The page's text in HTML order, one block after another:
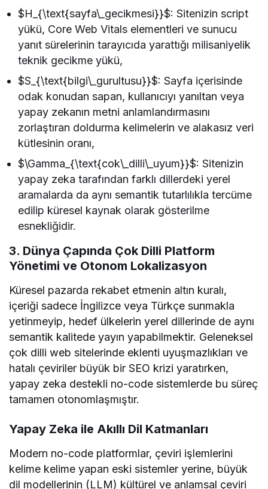
$H_{\text{sayfa\_gecikmesi}}$: Sitenizin script
yükü, Core Web Vitals elementleri ve sunucu
yanıt sürelerinin tarayıcıda yarattığı milisaniyelik
teknik gecikme yükü,
$S_{\text{bilgi\_gurultusu}}$: Sayfa içerisinde
odak konudan sapan, kullanıcıyı yanıltan veya
yapay zekanın metni anlamlandırmasını
zorlaştıran doldurma kelimelerin ve alakasız veri
kütlesinin oranı,
$\Gamma_{\text{cok\_dilli\_uyum}}$: Sitenizin
yapay zeka tarafından farklı dillerdeki yerel
aramalarda da aynı semantik tutarlılıkla tercüme
edilip küresel kaynak olarak gösterilme
esnekliğidir.
3. Dünya Çapında Çok Dilli Platform
Yönetimi ve Otonom Lokalizasyon
Küresel pazarda rekabet etmenin altın kuralı,
içeriği sadece İngilizce veya Türkçe sunmakla
yetinmeyip, hedef ülkelerin yerel dillerinde de aynı
semantik kalitede yayın yapabilmektir. Geleneksel
çok dilli web sitelerinde eklenti uyuşmazlıkları ve
hatalı çeviriler büyük bir SEO krizi yaratırken,
yapay zeka destekli no-code sistemlerde bu süreç
tamamen otonomlaşmıştır.
Yapay Zeka ile Akıllı Dil Katmanları
Modern no-code platformlar, çeviri işlemlerini
kelime kelime yapan eski sistemler yerine, büyük
dil modellerinin (LLM) kültürel ve anlamsal çeviri